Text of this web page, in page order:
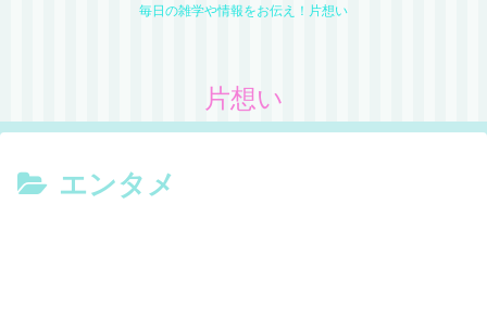
毎日の雑学や情報をお伝え！片想い
片想い
エンタメ